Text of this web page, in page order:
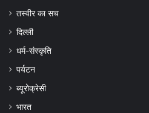
तस्वीर का सच
दिल्ली
धर्म-संस्कृति
पर्यटन
ब्यूरोक्रेसी
भारत